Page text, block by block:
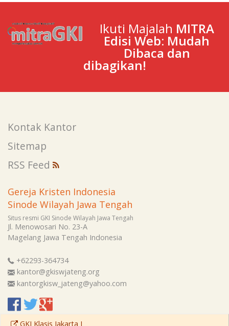
Ikuti Majalah MITRA
Edisi Web: Mudah
Dibaca dan
dibagikan!
Kontak Kantor
Sitemap
RSS Feed
Gereja Kristen Indonesia
Sinode Wilayah Jawa Tengah
Situs resmi GKI Sinode Wilayah Jawa Tengah
Jl. Menowosari No. 23-A
Magelang Jawa Tengah Indonesia
+62293-364734
kantor@gkiswjateng.org
kantorgkisw_jateng@yahoo.com
GKI Klasis Jakarta I